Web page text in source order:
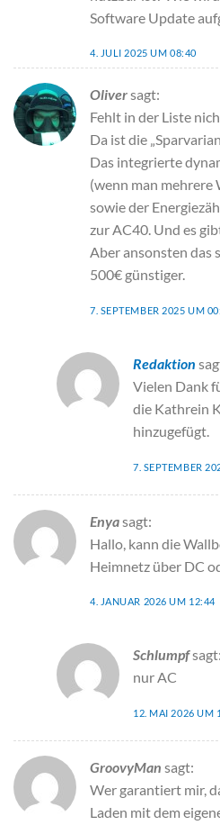
Software Update
4. JULI 2025 UM 08:40
Oliversagt:
Fehlt in der Liste
Da ist die
Das integrierte
(wenn man
sowie der
zur AC40. Und es
Aber ansonsten das
500€ günstiger.
7. SEPTEMBER 2025 UM
Redaktion
Vielen Dank
die Kathrein
hinzugefügt.
7. SEPTEMBER
Enyasagt:
Hallo, kann die
Heimnetz über DC
4. JANUAR 2026 UM 12:44
Schlumpfsagt:
nur AC
12. MAI 2026 UM
GroovyMan sagt:
Wer garantiert mir,
Laden mit dem